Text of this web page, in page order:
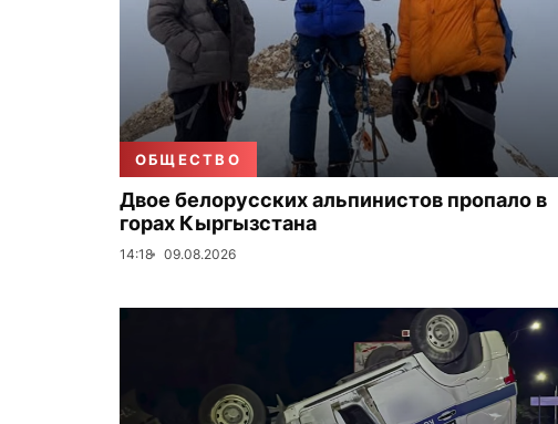
ОБЩЕСТВО
Двое белорусских альпинистов пропало в
горах Кыргызстана
14:18 09.08.2026